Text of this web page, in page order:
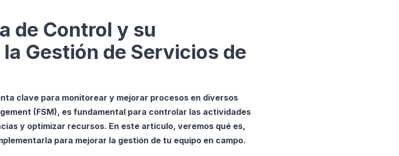
de Control y su
Gestión de Servicios de
clave para monitorear y mejorar procesos en diversos
(FSM), es fundamental para controlar las actividades
y optimizar recursos. En este artículo, veremos qué es,
para mejorar la gestión de tu equipo en campo.